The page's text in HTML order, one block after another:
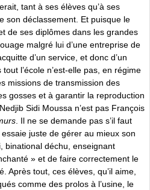
tant à ses élèves qu’à ses
son déclassement. Et puisque le
de ses diplômes dans les grandes
malgré lui d’une entreprise de
d’un service, et donc d’un
l’école n’est-elle pas, en régime
missions de transmission des
gosses et à garantir la reproduction
Sidi Moussa n’est pas François
. Il ne se demande pas s’il faut
juste de gérer au mieux son
binational déchu, enseignant
» et de faire correctement le
Après tout, ces élèves, qu’il aime,
comme des prolos à l’usine, le